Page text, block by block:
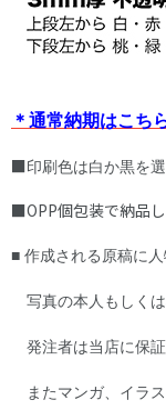
＊通常納期はこち
■​印刷色は白か黒を
■OPP個包装で納品し
■ 作成される原稿に人
写真の本人もしく
発注者は当店に保証
またマンガ、イラ